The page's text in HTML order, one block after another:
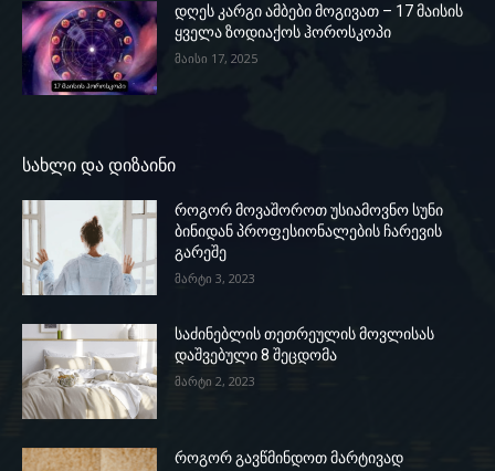
დღეს კარგი ამბები მოგივათ – 17 მაისის
ყველა ზოდიაქოს ჰოროსკოპი
მაისი 17, 2025
სახლი და დიზაინი
როგორ მოვაშოროთ უსიამოვნო სუნი
ბინიდან პროფესიონალების ჩარევის
გარეშე
მარტი 3, 2023
საძინებლის თეთრეულის მოვლისას
დაშვებული 8 შეცდომა
მარტი 2, 2023
როგორ გავწმინდოთ მარტივად